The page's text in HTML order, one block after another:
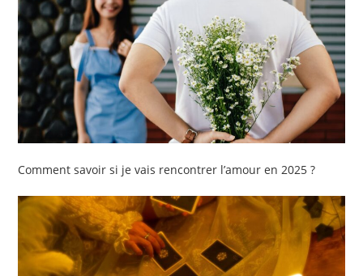
Comment savoir si je vais rencontrer l’amour en 2025 ?